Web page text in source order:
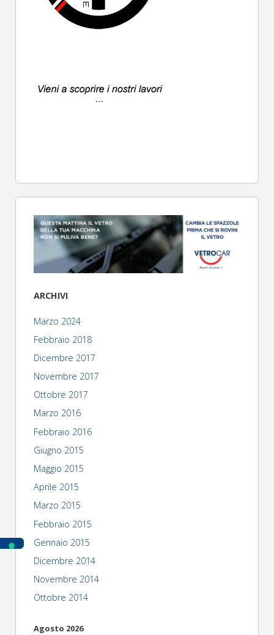
ARCHIVI
Marzo 2024
Febbraio 2018
Dicembre 2017
Novembre 2017
Ottobre 2017
Marzo 2016
Febbraio 2016
Giugno 2015
Maggio 2015
Aprile 2015
Marzo 2015
Febbraio 2015
Gennaio 2015
Dicembre 2014
Novembre 2014
Ottobre 2014
Agosto 2026